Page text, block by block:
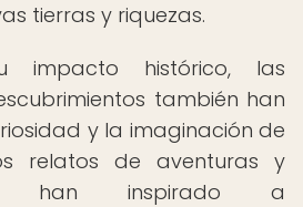
tierras y riquezas.
impacto histórico, las
también han
y la imaginación de
relatos de aventuras y
han inspirado a